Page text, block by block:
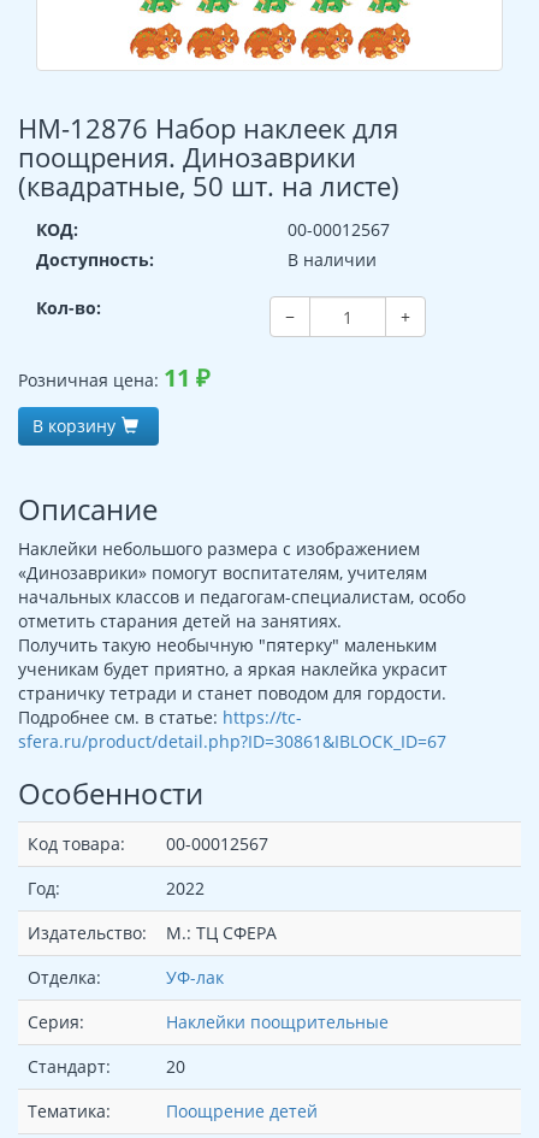
НМ-12876 Набор наклеек для
поощрения. Динозаврики
(квадратные, 50 шт. на листе)
КОД:
00-00012567
Доступность:
В наличии
Кол-во: − +
Розничная цена: 11 ₽
В корзину
Описание
Наклейки небольшого размера с изображением
«Динозаврики» помогут воспитателям, учителям
начальных классов и педагогам-специалистам, особо
отметить старания детей на занятиях.
Получить такую необычную "пятерку" маленьким
ученикам будет приятно, а яркая наклейка украсит
страничку тетради и станет поводом для гордости.
Подробнее см. в статье: https://tc-
sfera.ru/product/detail.php?ID=30861&IBLOCK_ID=67
Особенности
Код товара:
00-00012567
Год:
2022
Издательство:
М.: ТЦ СФЕРА
Отделка:
УФ-лак
Серия:
Наклейки поощрительные
Стандарт:
20
Тематика:
Поощрение детей